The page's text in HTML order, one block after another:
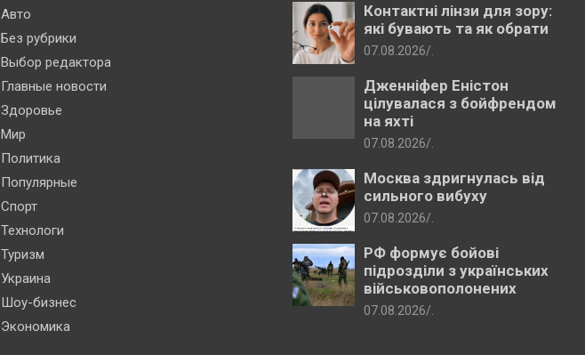
Авто
Без рубрики
Выбор редактора
Главные новости
Здоровье
Мир
Политика
Популярные
Спорт
Технологи
Туризм
Украина
Шоу-бизнес
Экономика
Контактні лінзи для зору:
які бувають та як обрати
07.08.2026
Дженніфер Еністон
цілувалася з бойфрендом
на яхті
07.08.2026
Москва здригнулась від
сильного вибуху
07.08.2026
РФ формує бойові
підрозділи з українських
військовополонених
07.08.2026